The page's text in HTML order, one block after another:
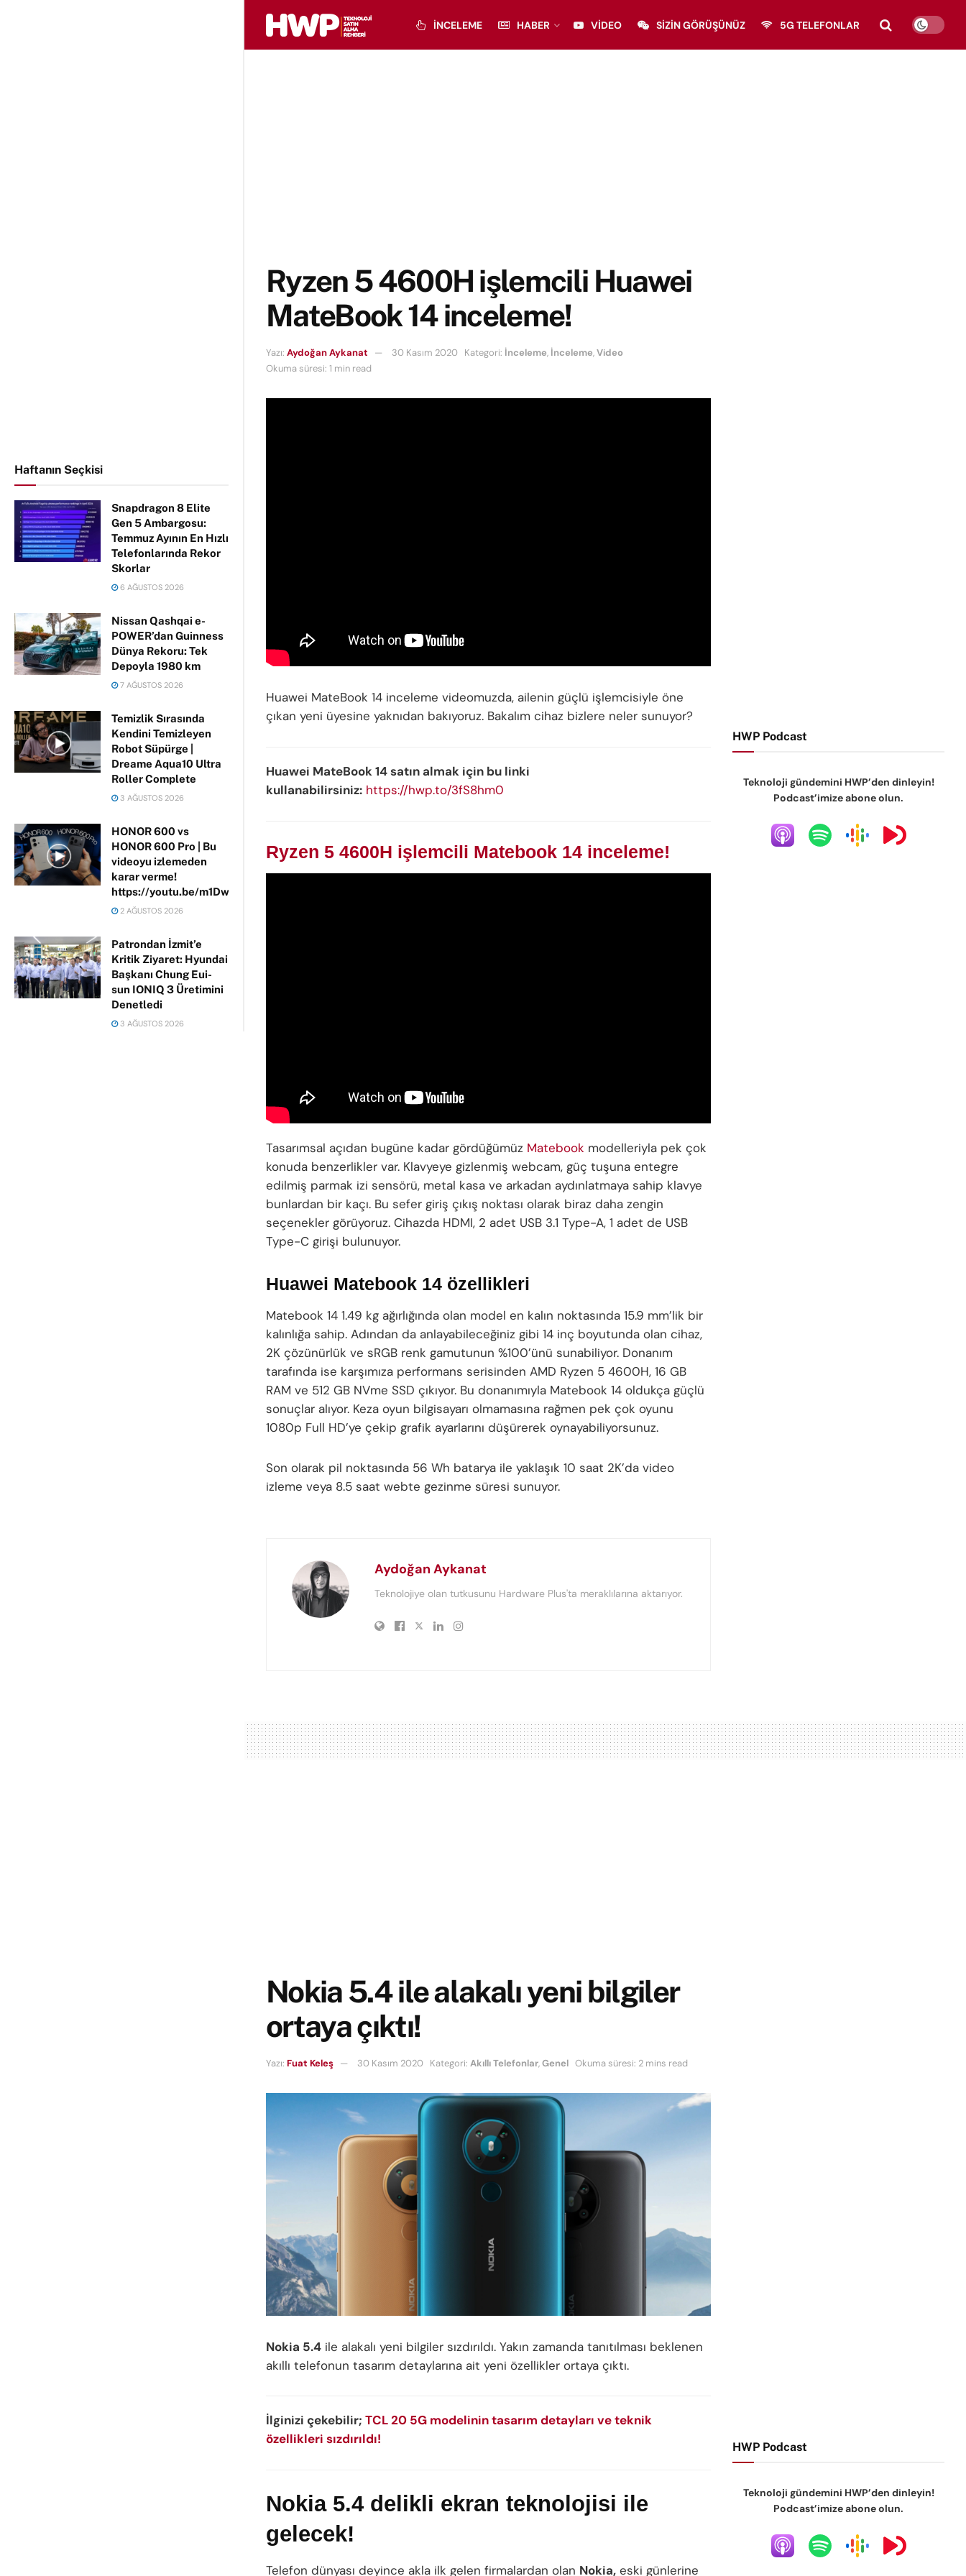
Haftanın Seçkisi
Snapdragon 8 Elite
Gen 5 Ambargosu:
Temmuz Ayının En Hızlı
Telefonlarında Rekor
Skorlar
6 AĞUSTOS 2026
Nissan Qashqai e-
POWER’dan Guinness
Dünya Rekoru: Tek
Depoyla 1980 km
7 AĞUSTOS 2026
Temizlik Sırasında
Kendini Temizleyen
Robot Süpürge |
Dreame Aqua10 Ultra
Roller Complete
3 AĞUSTOS 2026
HONOR 600 vs
HONOR 600 Pro | Bu
videoyu izlemeden
karar verme!
https://youtu.be/m1DwhP3lPCM
2 AĞUSTOS 2026
Patrondan İzmit’e
Kritik Ziyaret: Hyundai
Başkanı Chung Eui-
sun IONIQ 3 Üretimini
Denetledi
3 AĞUSTOS 2026
İNCELEME HABER VIDEO SIZIN GÖRÜŞÜNÜZ 5G TELEFONLAR
Ryzen 5 4600H işlemcili Huawei
MateBook 14 inceleme!
Yazı: Aydoğan Aykanat 30 Kasım 2020 Kategori: İnceleme, İnceleme,Video
Okuma süresi: 1 min read
Huawei MateBook 14 inceleme videomuzda, ailenin güçlü işlemcisiyle öne
çıkan yeni üyesine yaknıdan bakıyoruz. Bakalım cihaz bizlere neler sunuyor?
Huawei MateBook 14 satın almak için bu linki
kullanabilirsiniz: https://hwp.to/3fS8hm0
Ryzen 5 4600H işlemcili Matebook 14 inceleme!
Tasarımsal açıdan bugüne kadar gördüğümüz Matebook modelleriyla pek çok
konuda benzerlikler var. Klavyeye gizlenmiş webcam, güç tuşuna entegre
edilmiş parmak izi sensörü, metal kasa ve arkadan aydınlatmaya sahip klavye
bunlardan bir kaçı. Bu sefer giriş çıkış noktası olarak biraz daha zengin
seçenekler görüyoruz. Cihazda HDMI, 2 adet USB 3.1 Type-A, 1 adet de USB
Type-C girişi bulunuyor.
Huawei Matebook 14 özellikleri
Matebook 14 1.49 kg ağırlığında olan model en kalın noktasında 15.9 mm’lik bir
kalınlığa sahip. Adından da anlayabileceğiniz gibi 14 inç boyutunda olan cihaz,
2K çözünürlük ve sRGB renk gamutunun %100’ünü sunabiliyor. Donanım
tarafında ise karşımıza performans serisinden AMD Ryzen 5 4600H, 16 GB
RAM ve 512 GB NVme SSD çıkıyor. Bu donanımıyla Matebook 14 oldukça güçlü
sonuçlar alıyor. Keza oyun bilgisayarı olmamasına rağmen pek çok oyunu
1080p Full HD’ye çekip grafik ayarlarını düşürerek oynayabiliyorsunuz.
Son olarak pil noktasında 56 Wh batarya ile yaklaşık 10 saat 2K’da video
izleme veya 8.5 saat webte gezinme süresi sunuyor.
Aydoğan Aykanat
Teknolojiye olan tutkusunu Hardware Plus'ta meraklılarına aktarıyor.
HWP Podcast
Teknoloji gündemini HWP’den dinleyin!
Podcast’imize abone olun.
Nokia 5.4 ile alakalı yeni bilgiler
ortaya çıktı!
Yazı: Fuat Keleş 30 Kasım 2020 Kategori: Akıllı Telefonlar,Genel Okuma süresi: 2 mins read
Nokia 5.4 ile alakalı yeni bilgiler sızdırıldı. Yakın zamanda tanıtılması beklenen
akıllı telefonun tasarım detaylarına ait yeni özellikler ortaya çıktı.
İlginizi çekebilir; TCL 20 5G modelinin tasarım detayları ve teknik
özellikleri sızdırıldı!
Nokia 5.4 delikli ekran teknolojisi ile
gelecek!
Telefon dünyası deyince akla ilk gelen firmalardan olan Nokia, eski günlerine
HWP Podcast
Teknoloji gündemini HWP’den dinleyin!
Podcast’imize abone olun.